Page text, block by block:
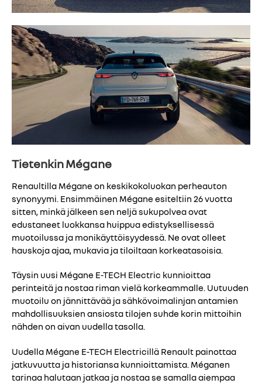
Tietenkin Mégane
Renaultilla Mégane on keskikokoluokan perheauton
synonyymi. Ensimmäinen Mégane esiteltiin 26 vuotta
sitten, minkä jälkeen sen neljä sukupolvea ovat
edustaneet luokkansa huippua edistyksellisessä
muotoilussa ja monikäyttöisyydessä. Ne ovat olleet
hauskoja ajaa, mukavia ja tiloiltaan korkeatasoisia.
Täysin uusi Mégane E-TECH Electric kunnioittaa
perinteitä ja nostaa riman vielä korkeammalle. Uutuuden
muotoilu on jännittävää ja sähkövoimalinjan antamien
mahdollisuuksien ansiosta tilojen suhde korin mittoihin
nähden on aivan uudella tasolla.
Uudella Mégane E-TECH Electricillä Renault painottaa
jatkuvuutta ja historiansa kunnioittamista. Méganen
tarinaa halutaan jatkaa ja nostaa se samalla aiempaa